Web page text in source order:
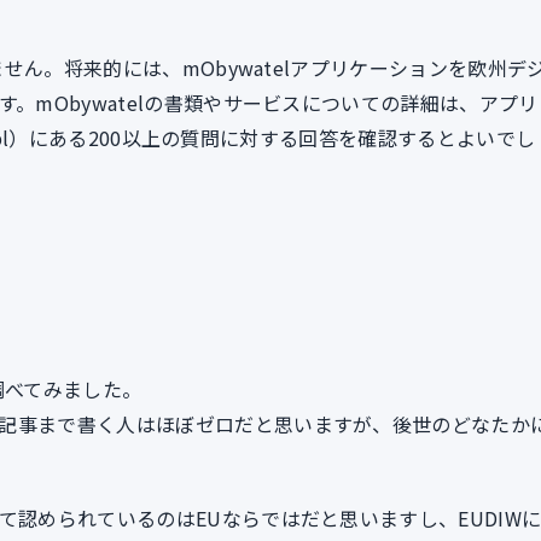
ん。将来的には、mObywatelアプリケーションを欧州デ
。mObywatelの書類やサービスについての詳細は、アプリ
にある200以上の質問に対する回答を確認するとよいでし
てみました。
事まで書く人はほぼゼロだと思いますが、後世のどなたか
認められているのはEUならではだと思いますし、EUDIWに